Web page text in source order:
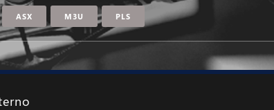
ASX M3U PLS